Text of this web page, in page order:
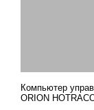
Компьютер
ORION